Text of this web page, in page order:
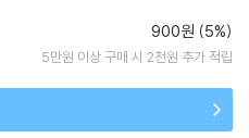
900원 (5%)
5만원 이상 구매 시 2천원 추가 적립